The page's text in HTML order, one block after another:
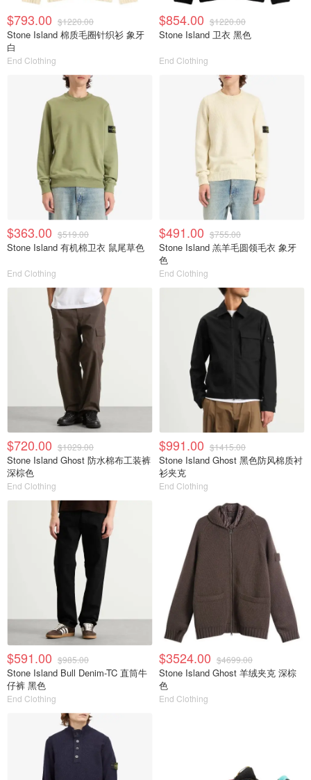
$793.00 $1220.00
Stone Island 棉质毛圈针织衫 象牙
白
End Clothing
$854.00 $1220.00
Stone Island 卫衣 黑色
End Clothing
$363.00 $519.00
Stone Island 有机棉卫衣 鼠尾草色
End Clothing
$491.00 $755.00
Stone Island 羔羊毛圆领毛衣 象牙
色
End Clothing
$720.00 $1029.00
Stone Island Ghost 防水棉布工装裤
深棕色
End Clothing
$991.00 $1415.00
Stone Island Ghost 黑色防风棉质衬
衫夹克
End Clothing
$591.00 $985.00
Stone Island Bull Denim-TC 直筒牛
仔裤 黑色
End Clothing
$3524.00 $4699.00
Stone Island Ghost 羊绒夹克 深棕
色
End Clothing